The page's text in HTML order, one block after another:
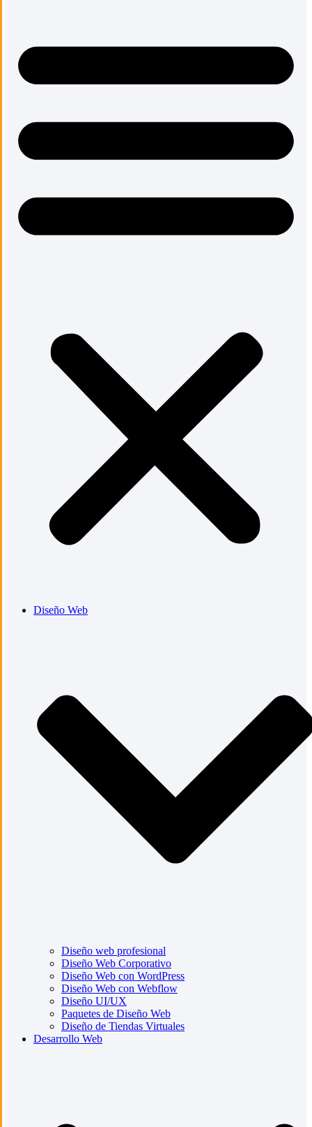
Diseño Web
Diseño web profesional
Diseño Web Corporativo
Diseño Web con WordPress
Diseño Web con Webflow
Diseño UI/UX
Paquetes de Diseño Web
Diseño de Tiendas Virtuales
Desarrollo Web